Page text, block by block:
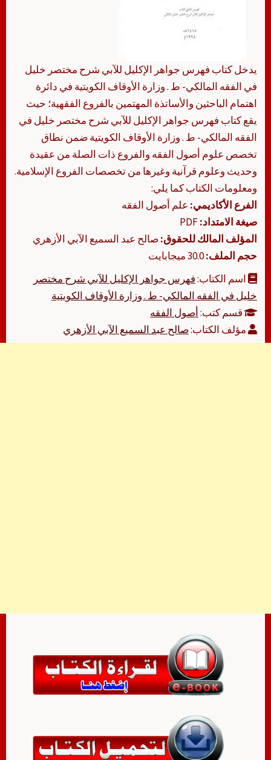
يدخل كتاب فهرس جواهر الإكليل للآبي شرح مختصر خليل
في الفقه المالكي- ط . وزارة الأوقاف الكويتية في دائرة
اهتمام الباحثين والأساتذة المهتمين بالفروع الفقهية؛ حيث
يقع كتاب فهرس جواهر الإكليل للآبي شرح مختصر خليل في
الفقه المالكي- ط . وزارة الأوقاف الكويتية ضمن نطاق
تخصص علوم أصول الفقه والفروع ذات الصلة من عقيدة
وحديث وعلوم قرآنية وغيرها من تخصصات الفروع الإسلامية.
ومعلومات الكتاب كما يلي:
الفرع الأكاديمي: علم أصول الفقه
صيغة الامتداد:
المؤلف المالك للحقوق:صالح عبد السميع الآبي الأزهري
حجم الملف:30.0 ميجابايت
اسم الكتاب:فهرس جواهر الإكليل للآبي شرح مختصر
خليل في الفقه المالكي- ط . وزارة الأوقاف الكويتية
قسم كتب:أصول الفقه
مؤلف الكتاب:صالح عبد السميع الآبي الأزهري